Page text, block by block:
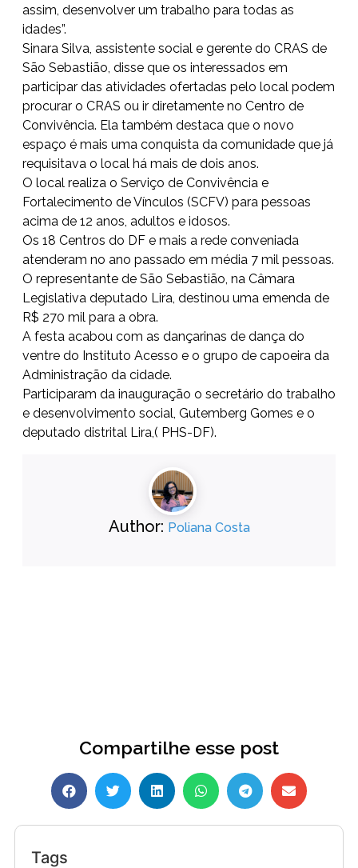
assim, desenvolver um trabalho para todas as
idades”.
Sinara Silva, assistente social e gerente do CRAS de
São Sebastião, disse que os interessados em
participar das atividades ofertadas pelo local podem
procurar o CRAS ou ir diretamente no Centro de
Convivência. Ela também destaca que o novo
espaço é mais uma conquista da comunidade que já
requisitava o local há mais de dois anos.
O local realiza o Serviço de Convivência e
Fortalecimento de Vínculos (SCFV) para pessoas
acima de 12 anos, adultos e idosos.
Os 18 Centros do DF e mais a rede conveniada
atenderam no ano passado em média 7 mil pessoas.
O representante de São Sebastião, na Câmara
Legislativa deputado Lira, destinou uma emenda de
R$ 270 mil para a obra.
A festa acabou com as dançarinas de dança do
ventre do Instituto Acesso e o grupo de capoeira da
Administração da cidade.
Participaram da inauguração o secretário do trabalho
e desenvolvimento social, Gutemberg Gomes e o
deputado distrital Lira,( PHS-DF).
Author: Poliana Costa
Compartilhe esse post
Tags